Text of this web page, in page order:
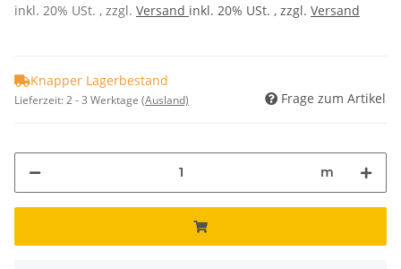
inkl. 20% USt. , zzgl. Versand inkl. 20% USt. , zzgl. Versand
Knapper Lagerbestand
Lieferzeit:2 - 3 Werktage (Ausland) Frage zum Artikel
m